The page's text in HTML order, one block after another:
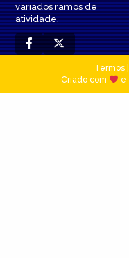
variados ramos de
atividade.
Termos|
Criado com
e